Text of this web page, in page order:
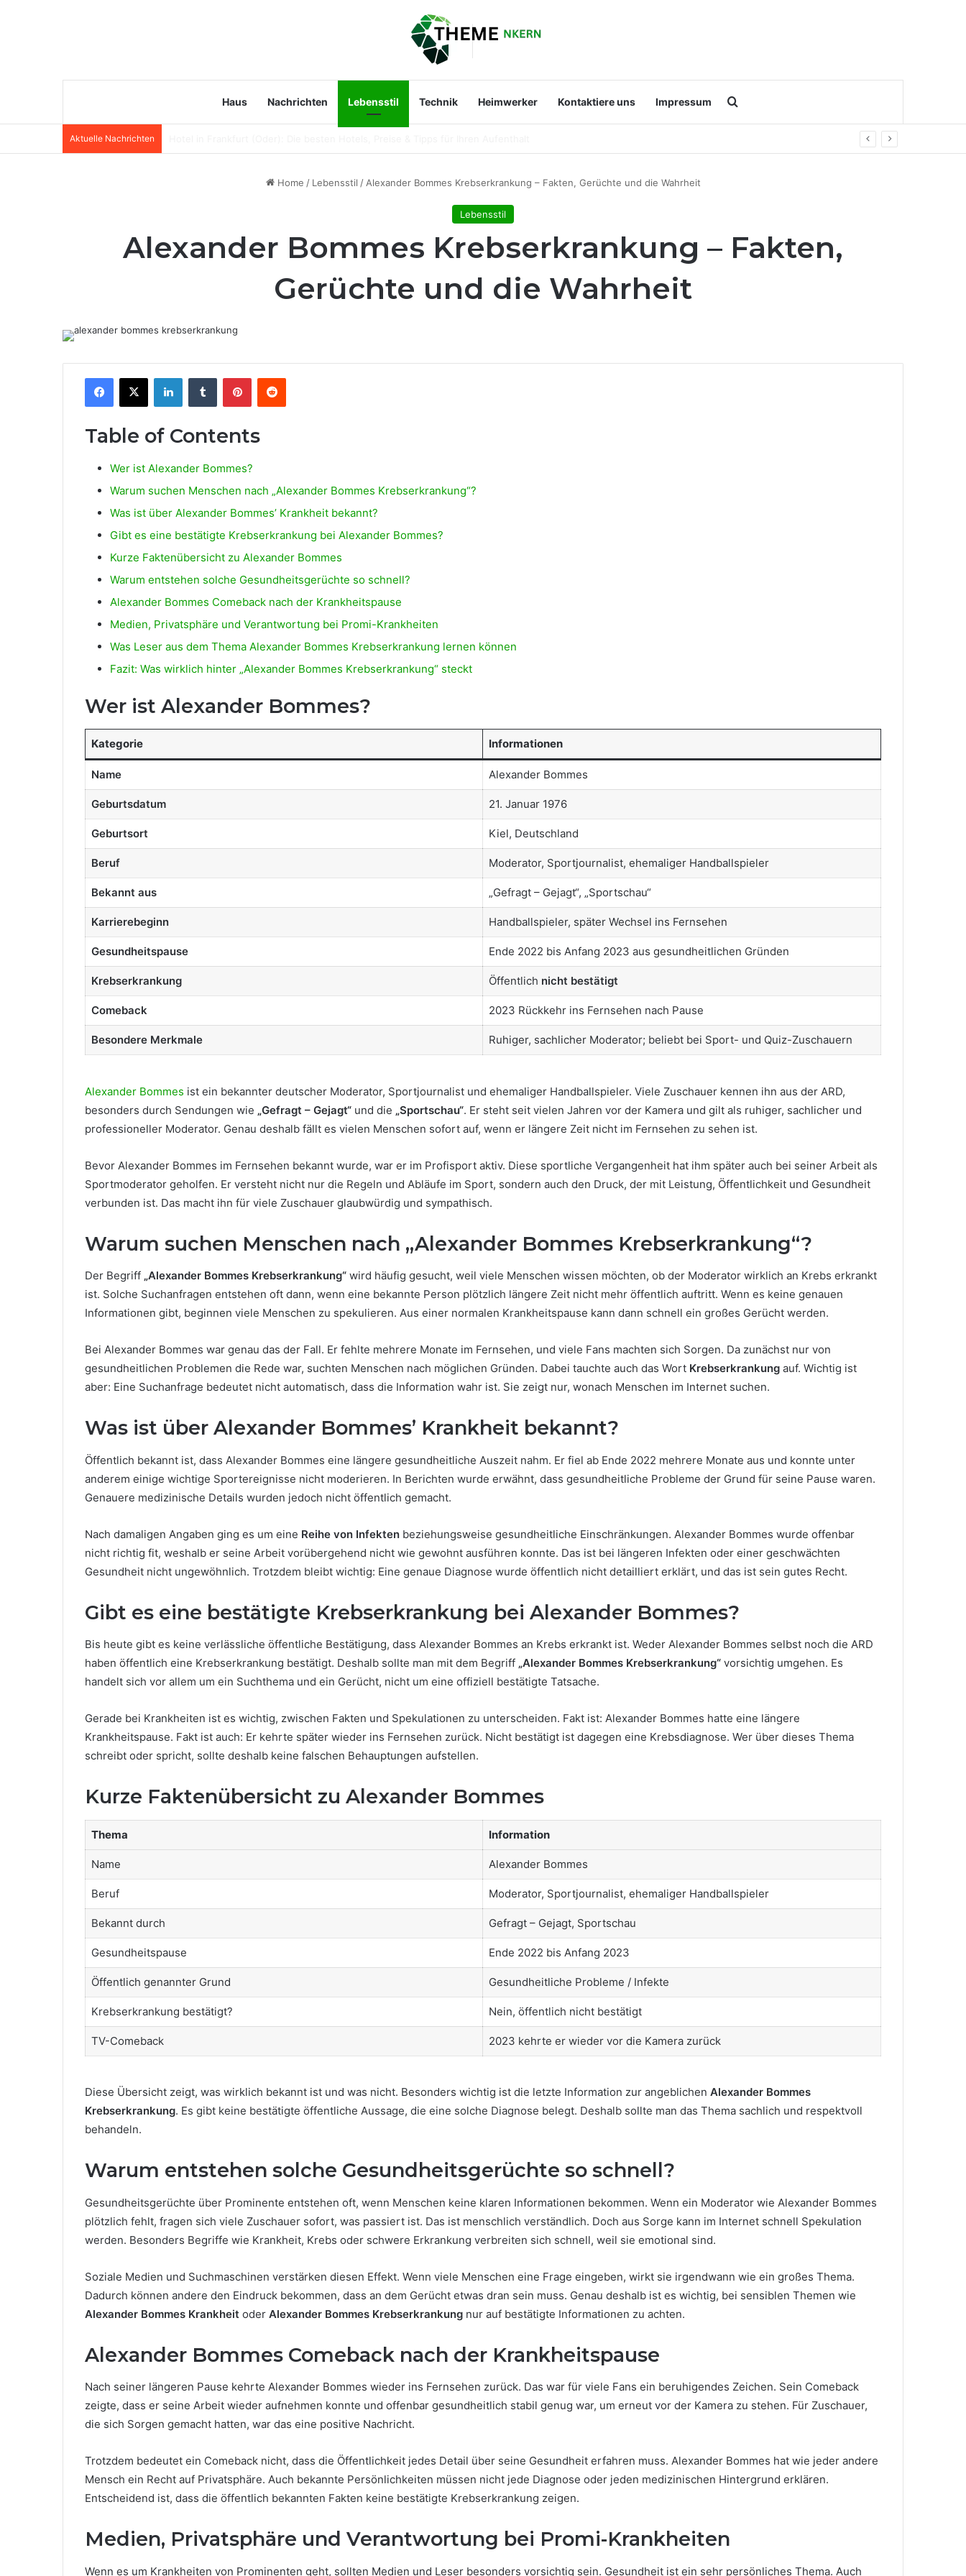
Haus Nachrichten Lebensstil Technik Heimwerker Kontaktiere uns Impressum Search for
Aktuelle Nachrichten
Home / Lebensstil / Alexander Bommes Krebserkrankung – Fakten, Gerüchte und die Wahrheit
Lebensstil
Alexander Bommes Krebserkrankung – Fakten,
Gerüchte und die Wahrheit
Facebook
X LinkedInTumblr PinterestReddit
Table of Contents
Wer ist Alexander Bommes?
Warum suchen Menschen nach „Alexander Bommes Krebserkrankung“?
Was ist über Alexander Bommes’ Krankheit bekannt?
Gibt es eine bestätigte Krebserkrankung bei Alexander Bommes?
Kurze Faktenübersicht zu Alexander Bommes
Warum entstehen solche Gesundheitsgerüchte so schnell?
Alexander Bommes Comeback nach der Krankheitspause
Medien, Privatsphäre und Verantwortung bei Promi-Krankheiten
Was Leser aus dem Thema Alexander Bommes Krebserkrankung lernen können
Fazit: Was wirklich hinter „Alexander Bommes Krebserkrankung“ steckt
Wer ist Alexander Bommes?
Kategorie Informationen
Name Alexander Bommes
Geburtsdatum 21. Januar 1976
Geburtsort Kiel, Deutschland
Beruf Moderator, Sportjournalist, ehemaliger Handballspieler
Bekannt aus „Gefragt – Gejagt“, „Sportschau“
Karrierebeginn Handballspieler, später Wechsel ins Fernsehen
Gesundheitspause Ende 2022 bis Anfang 2023 aus gesundheitlichen Gründen
Krebserkrankung Öffentlich nicht bestätigt
Comeback 2023 Rückkehr ins Fernsehen nach Pause
Besondere Merkmale Ruhiger, sachlicher Moderator; beliebt bei Sport- und Quiz-Zuschauern
Alexander Bommes ist ein bekannter deutscher Moderator, Sportjournalist und ehemaliger Handballspieler. Viele Zuschauer kennen ihn aus der ARD,
besonders durch Sendungen wie „Gefragt – Gejagt“ und die „Sportschau“. Er steht seit vielen Jahren vor der Kamera und gilt als ruhiger, sachlicher und
professioneller Moderator. Genau deshalb fällt es vielen Menschen sofort auf, wenn er längere Zeit nicht im Fernsehen zu sehen ist.
Bevor Alexander Bommes im Fernsehen bekannt wurde, war er im Profisport aktiv. Diese sportliche Vergangenheit hat ihm später auch bei seiner Arbeit als
Sportmoderator geholfen. Er versteht nicht nur die Regeln und Abläufe im Sport, sondern auch den Druck, der mit Leistung, Öffentlichkeit und Gesundheit
verbunden ist. Das macht ihn für viele Zuschauer glaubwürdig und sympathisch.
Warum suchen Menschen nach „Alexander Bommes Krebserkrankung“?
Der Begriff „Alexander Bommes Krebserkrankung“ wird häufig gesucht, weil viele Menschen wissen möchten, ob der Moderator wirklich an Krebs erkrankt
ist. Solche Suchanfragen entstehen oft dann, wenn eine bekannte Person plötzlich längere Zeit nicht mehr öffentlich auftritt. Wenn es keine genauen
Informationen gibt, beginnen viele Menschen zu spekulieren. Aus einer normalen Krankheitspause kann dann schnell ein großes Gerücht werden.
Bei Alexander Bommes war genau das der Fall. Er fehlte mehrere Monate im Fernsehen, und viele Fans machten sich Sorgen. Da zunächst nur von
gesundheitlichen Problemen die Rede war, suchten Menschen nach möglichen Gründen. Dabei tauchte auch das Wort Krebserkrankung auf. Wichtig ist
aber: Eine Suchanfrage bedeutet nicht automatisch, dass die Information wahr ist. Sie zeigt nur, wonach Menschen im Internet suchen.
Was ist über Alexander Bommes’ Krankheit bekannt?
Öffentlich bekannt ist, dass Alexander Bommes eine längere gesundheitliche Auszeit nahm. Er fiel ab Ende 2022 mehrere Monate aus und konnte unter
anderem einige wichtige Sportereignisse nicht moderieren. In Berichten wurde erwähnt, dass gesundheitliche Probleme der Grund für seine Pause waren.
Genauere medizinische Details wurden jedoch nicht öffentlich gemacht.
Nach damaligen Angaben ging es um eine Reihe von Infekten beziehungsweise gesundheitliche Einschränkungen. Alexander Bommes wurde offenbar
nicht richtig fit, weshalb er seine Arbeit vorübergehend nicht wie gewohnt ausführen konnte. Das ist bei längeren Infekten oder einer geschwächten
Gesundheit nicht ungewöhnlich. Trotzdem bleibt wichtig: Eine genaue Diagnose wurde öffentlich nicht detailliert erklärt, und das ist sein gutes Recht.
Gibt es eine bestätigte Krebserkrankung bei Alexander Bommes?
Bis heute gibt es keine verlässliche öffentliche Bestätigung, dass Alexander Bommes an Krebs erkrankt ist. Weder Alexander Bommes selbst noch die ARD
haben öffentlich eine Krebserkrankung bestätigt. Deshalb sollte man mit dem Begriff „Alexander Bommes Krebserkrankung“ vorsichtig umgehen. Es
handelt sich vor allem um ein Suchthema und ein Gerücht, nicht um eine offiziell bestätigte Tatsache.
Gerade bei Krankheiten ist es wichtig, zwischen Fakten und Spekulationen zu unterscheiden. Fakt ist: Alexander Bommes hatte eine längere
Krankheitspause. Fakt ist auch: Er kehrte später wieder ins Fernsehen zurück. Nicht bestätigt ist dagegen eine Krebsdiagnose. Wer über dieses Thema
schreibt oder spricht, sollte deshalb keine falschen Behauptungen aufstellen.
Kurze Faktenübersicht zu Alexander Bommes
Thema Information
Name Alexander Bommes
Beruf Moderator, Sportjournalist, ehemaliger Handballspieler
Bekannt durch Gefragt – Gejagt, Sportschau
Gesundheitspause Ende 2022 bis Anfang 2023
Öffentlich genannter Grund Gesundheitliche Probleme / Infekte
Krebserkrankung bestätigt? Nein, öffentlich nicht bestätigt
TV-Comeback 2023 kehrte er wieder vor die Kamera zurück
Diese Übersicht zeigt, was wirklich bekannt ist und was nicht. Besonders wichtig ist die letzte Information zur angeblichen Alexander Bommes
Krebserkrankung. Es gibt keine bestätigte öffentliche Aussage, die eine solche Diagnose belegt. Deshalb sollte man das Thema sachlich und respektvoll
behandeln.
Warum entstehen solche Gesundheitsgerüchte so schnell?
Gesundheitsgerüchte über Prominente entstehen oft, wenn Menschen keine klaren Informationen bekommen. Wenn ein Moderator wie Alexander Bommes
plötzlich fehlt, fragen sich viele Zuschauer sofort, was passiert ist. Das ist menschlich verständlich. Doch aus Sorge kann im Internet schnell Spekulation
werden. Besonders Begriffe wie Krankheit, Krebs oder schwere Erkrankung verbreiten sich schnell, weil sie emotional sind.
Soziale Medien und Suchmaschinen verstärken diesen Effekt. Wenn viele Menschen eine Frage eingeben, wirkt sie irgendwann wie ein großes Thema.
Dadurch können andere den Eindruck bekommen, dass an dem Gerücht etwas dran sein muss. Genau deshalb ist es wichtig, bei sensiblen Themen wie
Alexander Bommes Krankheit oder Alexander Bommes Krebserkrankung nur auf bestätigte Informationen zu achten.
Alexander Bommes Comeback nach der Krankheitspause
Nach seiner längeren Pause kehrte Alexander Bommes wieder ins Fernsehen zurück. Das war für viele Fans ein beruhigendes Zeichen. Sein Comeback
zeigte, dass er seine Arbeit wieder aufnehmen konnte und offenbar gesundheitlich stabil genug war, um erneut vor der Kamera zu stehen. Für Zuschauer,
die sich Sorgen gemacht hatten, war das eine positive Nachricht.
Trotzdem bedeutet ein Comeback nicht, dass die Öffentlichkeit jedes Detail über seine Gesundheit erfahren muss. Alexander Bommes hat wie jeder andere
Mensch ein Recht auf Privatsphäre. Auch bekannte Persönlichkeiten müssen nicht jede Diagnose oder jeden medizinischen Hintergrund erklären.
Entscheidend ist, dass die öffentlich bekannten Fakten keine bestätigte Krebserkrankung zeigen.
Medien, Privatsphäre und Verantwortung bei Promi-Krankheiten
Wenn es um Krankheiten von Prominenten geht, sollten Medien und Leser besonders vorsichtig sein. Gesundheit ist ein sehr persönliches Thema. Auch